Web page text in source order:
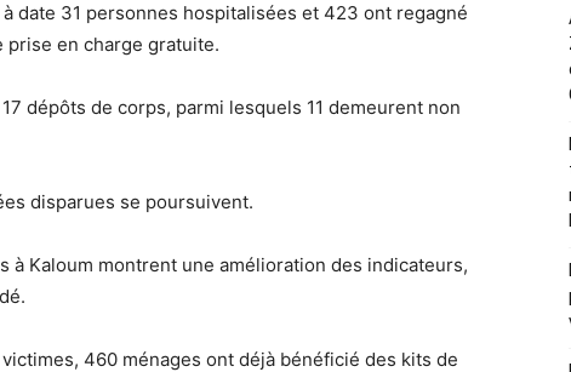
date 31 personnes hospitalisées et 423 ont regagné
prise en charge gratuite.
dépôts de corps, parmi lesquels 11 demeurent non
disparues se poursuivent.
à Kaloum montrent une amélioration des indicateurs,
460 ménages ont déjà bénéficié des kits de